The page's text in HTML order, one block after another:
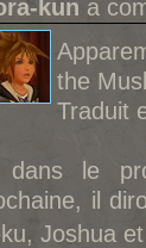
kun a
the
Traduit
le
il
Joshua